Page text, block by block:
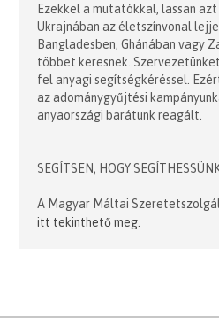
Ezekkel a mutatókkal, lassan
Ukrajnában az életszínvonal
Bangladesben, Ghánában vagy
többet keresnek.
fel anyagi segítségkéréssel.
az adománygyűjtési
anyaországi barátunk reagált.
SEGÍTSEN, HOGY
A Magyar Máltai
itt tekinthető meg.